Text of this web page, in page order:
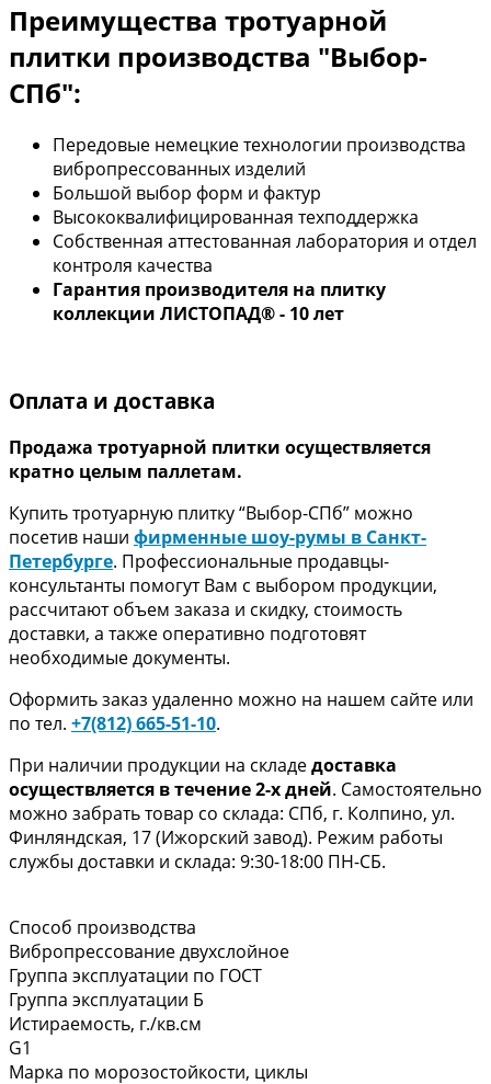
Преимущества тротуарной
плитки производства "Выбор-
СПб":
Передовые немецкие технологии производства
вибропрессованных изделий
Большой выбор форм и фактур
Высококвалифицированная техподдержка
Собственная аттестованная лаборатория и отдел
контроля качества
Гарантия производителя на плитку
коллекции ЛИСТОПАД®- 10 лет
Оплата и доставка
Продажа тротуарной плитки осуществляется
кратно целым паллетам.
Купить тротуарную плитку “Выбор-СПб” можно
посетив наши фирменные шоу-румы в Санкт-
Петербурге. Профессиональные продавцы-
консультанты помогут Вам с выбором продукции,
рассчитают объем заказа и скидку, стоимость
доставки, а также оперативно подготовят
необходимые документы.
Оформить заказ удаленно можно на нашем сайте или
по тел. +7(812) 665-51-10.
При наличии продукции на складедоставка
осуществляется в течение 2-х дней. Самостоятельно
можно забрать товар со склада: СПб, г. Колпино, ул.
Финляндская, 17 (Ижорский завод). Режим работы
службы доставки и склада: 9:30-18:00 ПН-СБ.
Способ производства
Вибропрессование двухслойное
Группа эксплуатации по ГОСТ
Группа эксплуатации Б
Истираемость, г./кв.см
G1
Марка по морозостойкости, циклы